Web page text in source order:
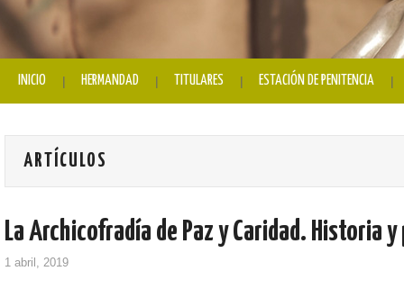
INICIO HERMANDAD TITULARES ESTACIÓN DE PENITENCIA
ARTÍCULOS
La Archicofradía de Paz y Caridad.
1 abril, 2019